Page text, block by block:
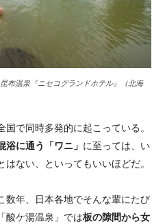
布温泉『ニセコグランドホテル』（北海
で同時多発的に起こっている。
浴に通う「ワニ」 に至っては、い
ない、といってもいいほどだ。
数年、日本各地でそんな輩にたび
酸ケ湯温泉」では板の隙間から女